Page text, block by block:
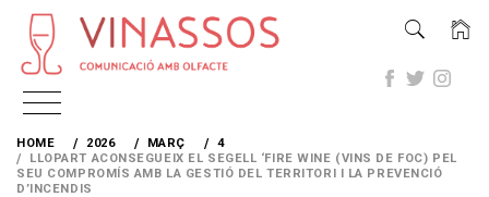
Skip
content
HOME 2026 MARÇ
4
LLOPART ACONSEGUEIX EL SEGELL ‘FIRE WINE (VINS DE FOC) PEL
SEU COMPROMÍS AMB LA GESTIÓ DEL TERRITORI I LA PREVENCIÓ
D’INCENDIS